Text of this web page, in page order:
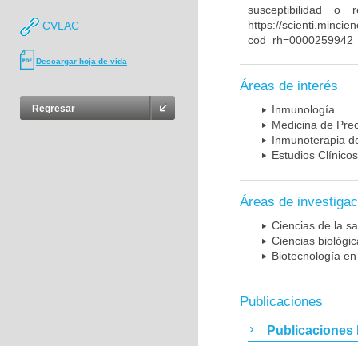
CVLAC
Descargar hoja de vida
Regresar
susceptibilidad o
https://
cod_rh=0000259942
Áreas de interés
Inmunología
Medicina de
Inmunoterapia
Estudios Clínicos
Áreas de
Ciencias de la
Ciencias
Biotecnología
Publicaciones
Publicaciones